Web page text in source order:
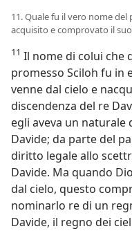
11. Quale fu il vero nome
acquisito e comprovato il
11 Il nome di colui che
promesso Sciloh fu in
venne dal cielo e
discendenza del re
egli aveva un
Davide; da parte del
diritto legale allo
Davide. Ma quando
dal cielo, questo
nominarlo re di un
Davide, il regno dei